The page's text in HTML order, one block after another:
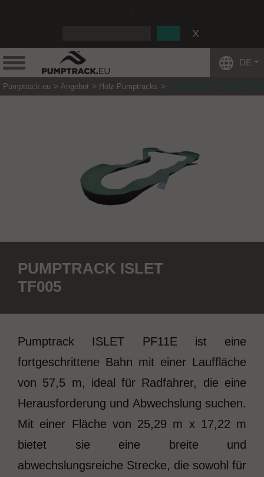
DE
Pumptrack.eu Angebot Holz-Pumptracks PUMPTRACK ISLET TF005
PUMPTRACK ISLET
TF005
Pumptrack ISLET PF11E ist eine
fortgeschrittene Bahn mit einer Lauffläche
von 57,5 m, ideal für Radfahrer, die eine
Herausforderung und Abwechslung suchen.
Mit einer Fläche von 25,29 m x 17,22 m
bietet sie eine breite und
abwechslungsreiche Strecke, die sowohl für